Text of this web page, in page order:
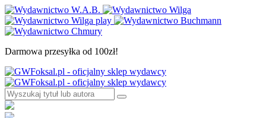
Darmowa przesyłka od 100zł!